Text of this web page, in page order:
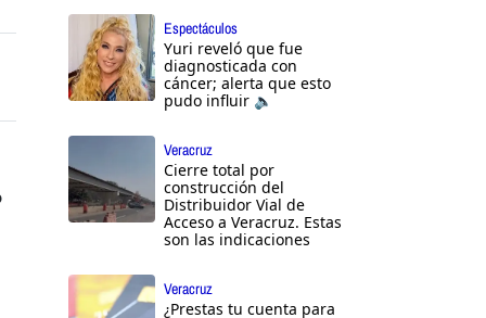
Espectáculos
Yuri reveló que fue
diagnosticada con
cáncer; alerta que esto
pudo influir 🔈
Veracruz
Cierre total por
construcción del
Distribuidor Vial de
Acceso a Veracruz. Estas
son las indicaciones
Veracruz
¿Prestas tu cuenta para